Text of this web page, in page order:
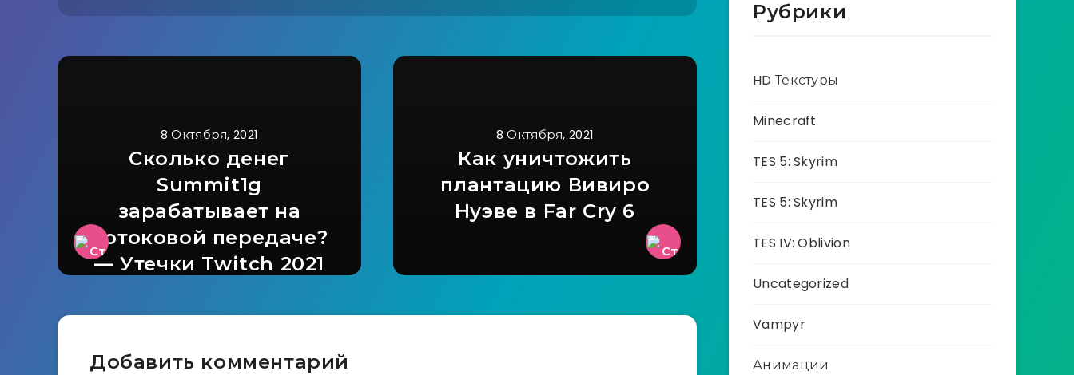
8 Октября, 2021
Сколько денег
Summit1g
зарабатывает на
потоковой передаче?
— Утечки Twitch 2021
8 Октября, 2021
Как уничтожить
плантацию Вивиро
Нуэве в Far Cry 6
Добавить комментарий
Рубрики
HD Текстуры
Minecraft
TES 5: Skyrim
TES 5: Skyrim
TES IV: Oblivion
Uncategorized
Vampyr
Анимации